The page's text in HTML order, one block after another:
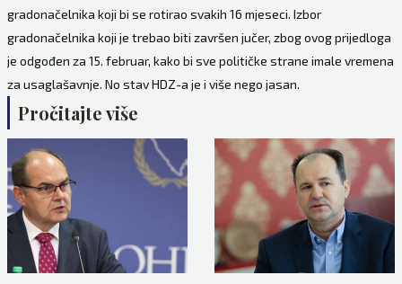
gradonačelnika koji bi se rotirao svakih 16 mjeseci. Izbor
gradonačelnika koji je trebao biti završen jučer, zbog ovog prijedloga
je odgođen za 15. februar, kako bi sve političke strane imale vremena
za usaglašavnje. No stav HDZ-a je i više nego jasan.
Pročitajte više